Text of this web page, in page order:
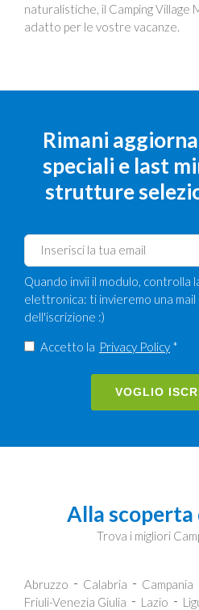
naturalistiche, il Camping Village
adatto per le vostre vacanze.
Rimani
speciali e last
strutture
Quando invii il modulo, controlla
elettronica: ti invieremo una
dell'iscrizione :)
Accetto la Privacy Policy *
VOGLIO
Alla
Trova i migliori
Abruzzo Calabria Campania
Friuli-Venezia Giulia
Lazio